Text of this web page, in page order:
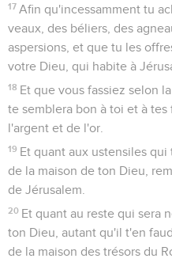
17 Afin qu'incessamment tu
veaux, des béliers, des
aspersions, et que tu les
votre Dieu, qui habite à
18 Et que vous fassiez selon
te semblera bon à toi et à
l'argent et de l'or.
19 Et quant aux ustensiles
de la maison de ton Dieu,
de Jérusalem.
20 Et quant au reste qui sera
ton Dieu, autant qu'il t'en
de la maison des trésors du